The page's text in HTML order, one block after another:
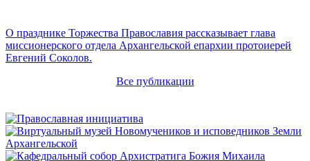
О празднике Торжества Православия рассказывает глава
миссионерского отдела Архангельской епархии протоиерей
Евгений Соколов.
Все публикации